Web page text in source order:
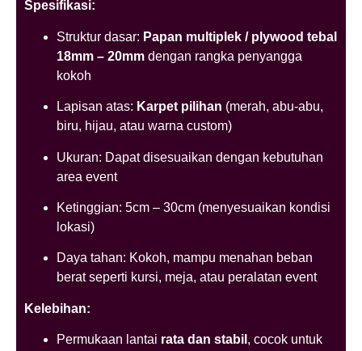
Spesifikasi:
Struktur dasar: Papan multiplek / plywood tebal
18mm – 20mm dengan rangka penyangga
kokoh
Lapisan atas: Karpet pilihan (merah, abu-abu,
biru, hijau, atau warna custom)
Ukuran: Dapat disesuaikan dengan kebutuhan
area event
Ketinggian: 5cm – 30cm (menyesuaikan kondisi
lokasi)
Daya tahan: Kokoh, mampu menahan beban
berat seperti kursi, meja, atau peralatan event
Kelebihan:
Permukaan lantai rata dan stabil , cocok untuk